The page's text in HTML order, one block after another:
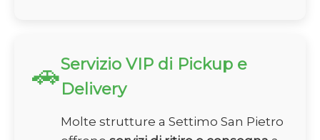
🚗Servizio VIP di Pickup e
Delivery
Molte strutture a Settimo San Pietro